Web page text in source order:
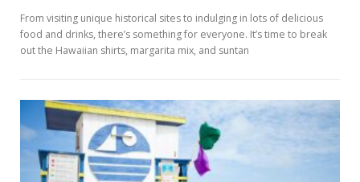
From visiting unique historical sites to indulging in lots of delicious
food and drinks, there’s something for everyone. It’s time to break
out the Hawaiian shirts, margarita mix, and suntan